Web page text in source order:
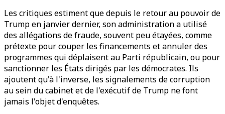
Les critiques estiment que depuis le retour au pouvoir de
Trump en janvier dernier, son administration a utilisé
des allégations de fraude, souvent peu étayées, comme
prétexte pour couper les financements et annuler des
programmes qui déplaisent au Parti républicain, ou pour
sanctionner les États dirigés par les démocrates. Ils
ajoutent qu'à l'inverse, les signalements de corruption
au sein du cabinet et de l'exécutif de Trump ne font
jamais l'objet d'enquêtes.